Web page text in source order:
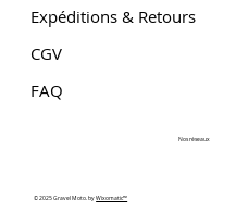
Expéditions & Retours
CGV
FAQ
© 2025 Gravel Moto. byWixomatic™
Nos réseaux